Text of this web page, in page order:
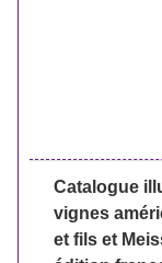
Catalogue
vignes
et fils et